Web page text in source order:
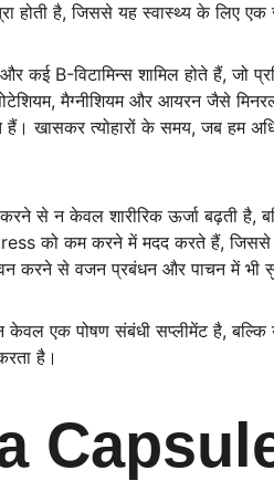
होती है, जिससे यह स्वास्थ्य के लिए एक
कई B-विटामिन्स शामिल होते हैं, जो
मैग्नीशियम और आयरन जैसे
हैं। खासकर त्योहारों के समय, जब हम
से न केवल शारीरिक ऊर्जा बढ़ती है,
को कम करने में मदद करते हैं,
करने से वजन प्रबंधन और पाचन में भी
एक पोषण संबंधी सप्लीमेंट है, बल्कि
है।